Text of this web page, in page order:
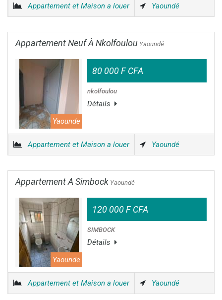
Appartement et Maison a louer Yaoundé
Appartement Neuf À Nkolfoulou Yaoundé
Yaounde
80 000 F CFA
nkolfoulou
Détails
Appartement et Maison a louer Yaoundé
Appartement A Simbock Yaoundé
Yaounde
120 000 F CFA
SIMBOCK
Détails
Appartement et Maison a louer Yaoundé